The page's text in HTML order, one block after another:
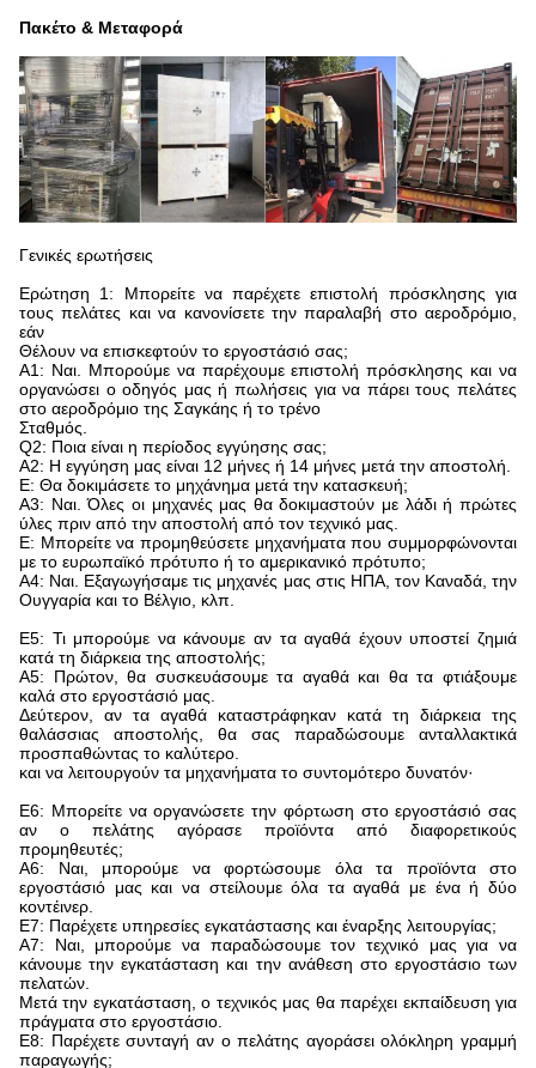
Πακέτο & Μεταφορά
Γενικές ερωτήσεις
Ερώτηση 1: Μπορείτε να παρέχετε επιστολή πρόσκλησης για
τους πελάτες και να κανονίσετε την παραλαβή στο αεροδρόμιο,
εάν
Θέλουν να επισκεφτούν το εργοστάσιό σας;
Α1: Ναι. Μπορούμε να παρέχουμε επιστολή πρόσκλησης και να
οργανώσει ο οδηγός μας ή πωλήσεις για να πάρει τους πελάτες
στο αεροδρόμιο της Σαγκάης ή το τρένο
Σταθμός.
Q2: Ποια είναι η περίοδος εγγύησης σας;
Α2: Η εγγύηση μας είναι 12 μήνες ή 14 μήνες μετά την αποστολή.
Ε: Θα δοκιμάσετε το μηχάνημα μετά την κατασκευή;
Α3: Ναι. Όλες οι μηχανές μας θα δοκιμαστούν με λάδι ή πρώτες
ύλες πριν από την αποστολή από τον τεχνικό μας.
Ε: Μπορείτε να προμηθεύσετε μηχανήματα που συμμορφώνονται
με το ευρωπαϊκό πρότυπο ή το αμερικανικό πρότυπο;
Α4: Ναι. Εξαγωγήσαμε τις μηχανές μας στις ΗΠΑ, τον Καναδά, την
Ουγγαρία και το Βέλγιο, κλπ.
Ε5: Τι μπορούμε να κάνουμε αν τα αγαθά έχουν υποστεί ζημιά
κατά τη διάρκεια της αποστολής;
Α5: Πρώτον, θα συσκευάσουμε τα αγαθά και θα τα φτιάξουμε
καλά στο εργοστάσιό μας.
Δεύτερον, αν τα αγαθά καταστράφηκαν κατά τη διάρκεια της
θαλάσσιας αποστολής, θα σας παραδώσουμε ανταλλακτικά
προσπαθώντας το καλύτερο.
και να λειτουργούν τα μηχανήματα το συντομότερο δυνατόν·
Ε6: Μπορείτε να οργανώσετε την φόρτωση στο εργοστάσιό σας
αν ο πελάτης αγόρασε προϊόντα από διαφορετικούς
προμηθευτές;
Α6: Ναι, μπορούμε να φορτώσουμε όλα τα προϊόντα στο
εργοστάσιό μας και να στείλουμε όλα τα αγαθά με ένα ή δύο
κοντέινερ.
Ε7: Παρέχετε υπηρεσίες εγκατάστασης και έναρξης λειτουργίας;
Α7: Ναι, μπορούμε να παραδώσουμε τον τεχνικό μας για να
κάνουμε την εγκατάσταση και την ανάθεση στο εργοστάσιο των
πελατών.
Μετά την εγκατάσταση, ο τεχνικός μας θα παρέχει εκπαίδευση για
πράγματα στο εργοστάσιο.
Ε8: Παρέχετε συνταγή αν ο πελάτης αγοράσει ολόκληρη γραμμή
παραγωγής;